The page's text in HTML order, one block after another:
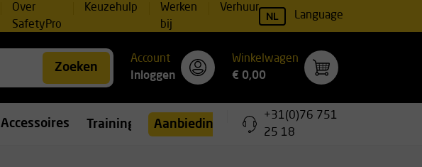
Over
SafetyPro
Keuzehulp
Werken
bij
Verhuur
NL Language
Zoeken
Account
Inloggen
Winkelwagen
€ 0,00
Accessoires Trainingen Aanbiedingen
+31(0)76 751
25 18